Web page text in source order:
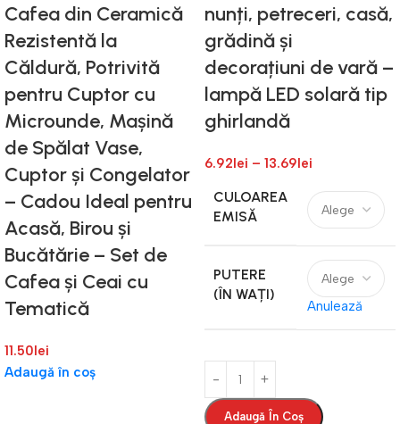
Cafea din Ceramică
Rezistentă la
Căldură, Potrivită
pentru Cuptor cu
Microunde, Mașină
de Spălat Vase,
Cuptor și Congelator
– Cadou Ideal pentru
Acasă, Birou și
Bucătărie – Set de
Cafea și Ceai cu
Tematică
11.50lei
Adaugă în coș
nunți, petreceri, casă,
grădină și
decorațiuni de vară –
lampă LED solară tip
ghirlandă
6.92lei – 13.69lei
CULOAREA
EMISĂ
PUTERE
(ÎN WAȚI)
Anulează
Adaugă În Coș